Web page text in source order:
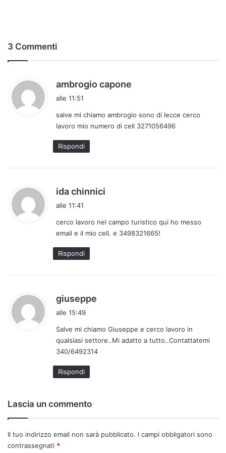
3 Commenti
ambrogio capone
e
t
alle 11:51
salve mi chiamo ambrogio sono di lecce cerco
lavoro mio numero di cell 3271056496
Rispondi
ida chinnici
e
t
alle 11:41
cerco lavoro nel campo turistico qui ho messo
email e il mio cell. e 3498321665!
Rispondi
giuseppe
e
t
t
alle 15:49
Salve mi chiamo Giuseppe e cerco lavoro in
qualsiasi settore..Mi adatto a tutto..Contattatemi
340/6492314
Rispondi
Lascia un commento
Il tuo indirizzo email non sarà pubblicato. I campi obbligatori sono
contrassegnati *